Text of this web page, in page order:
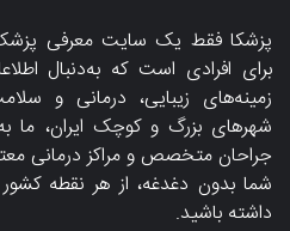
پزشکا فقط یک سایت معرفی
برای افرادی است که به‌دنبال
زمینه‌های زیبایی، درمانی و
شهرهای بزرگ و کوچک ایران، ما
جراحان متخصص و مراکز درمانی
شما بدون دغدغه، از هر نقطه
داشته باشید.